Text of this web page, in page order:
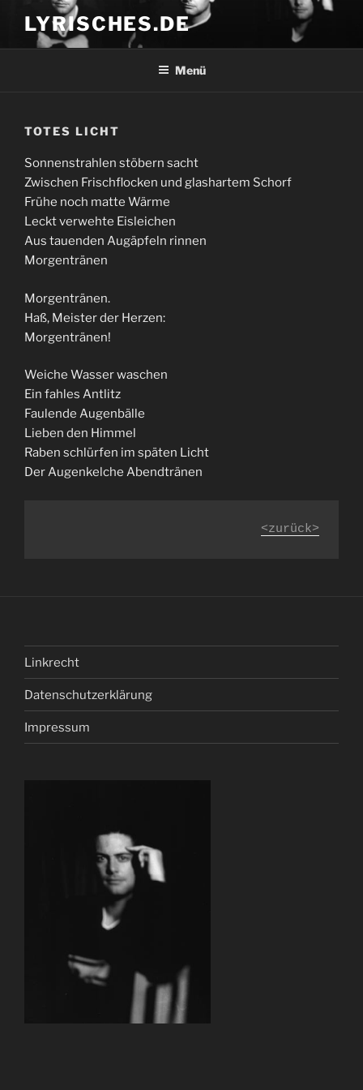
Inhalt
springen
LYRISCHES.DE
Menü
TOTES LICHT
Sonnenstrahlen stöbern sacht
Zwischen Frischflocken und glashartem Schorf
Frühe noch matte Wärme
Leckt verwehte Eisleichen
Aus tauenden Augäpfeln rinnen
Morgentränen
Morgentränen.
Haß, Meister der Herzen:
Morgentränen!
Weiche Wasser waschen
Ein fahles Antlitz
Faulende Augenbälle
Lieben den Himmel
Raben schlürfen im späten Licht
Der Augenkelche Abendtränen
<zurück>
Linkrecht
Datenschutzerklärung
Impressum